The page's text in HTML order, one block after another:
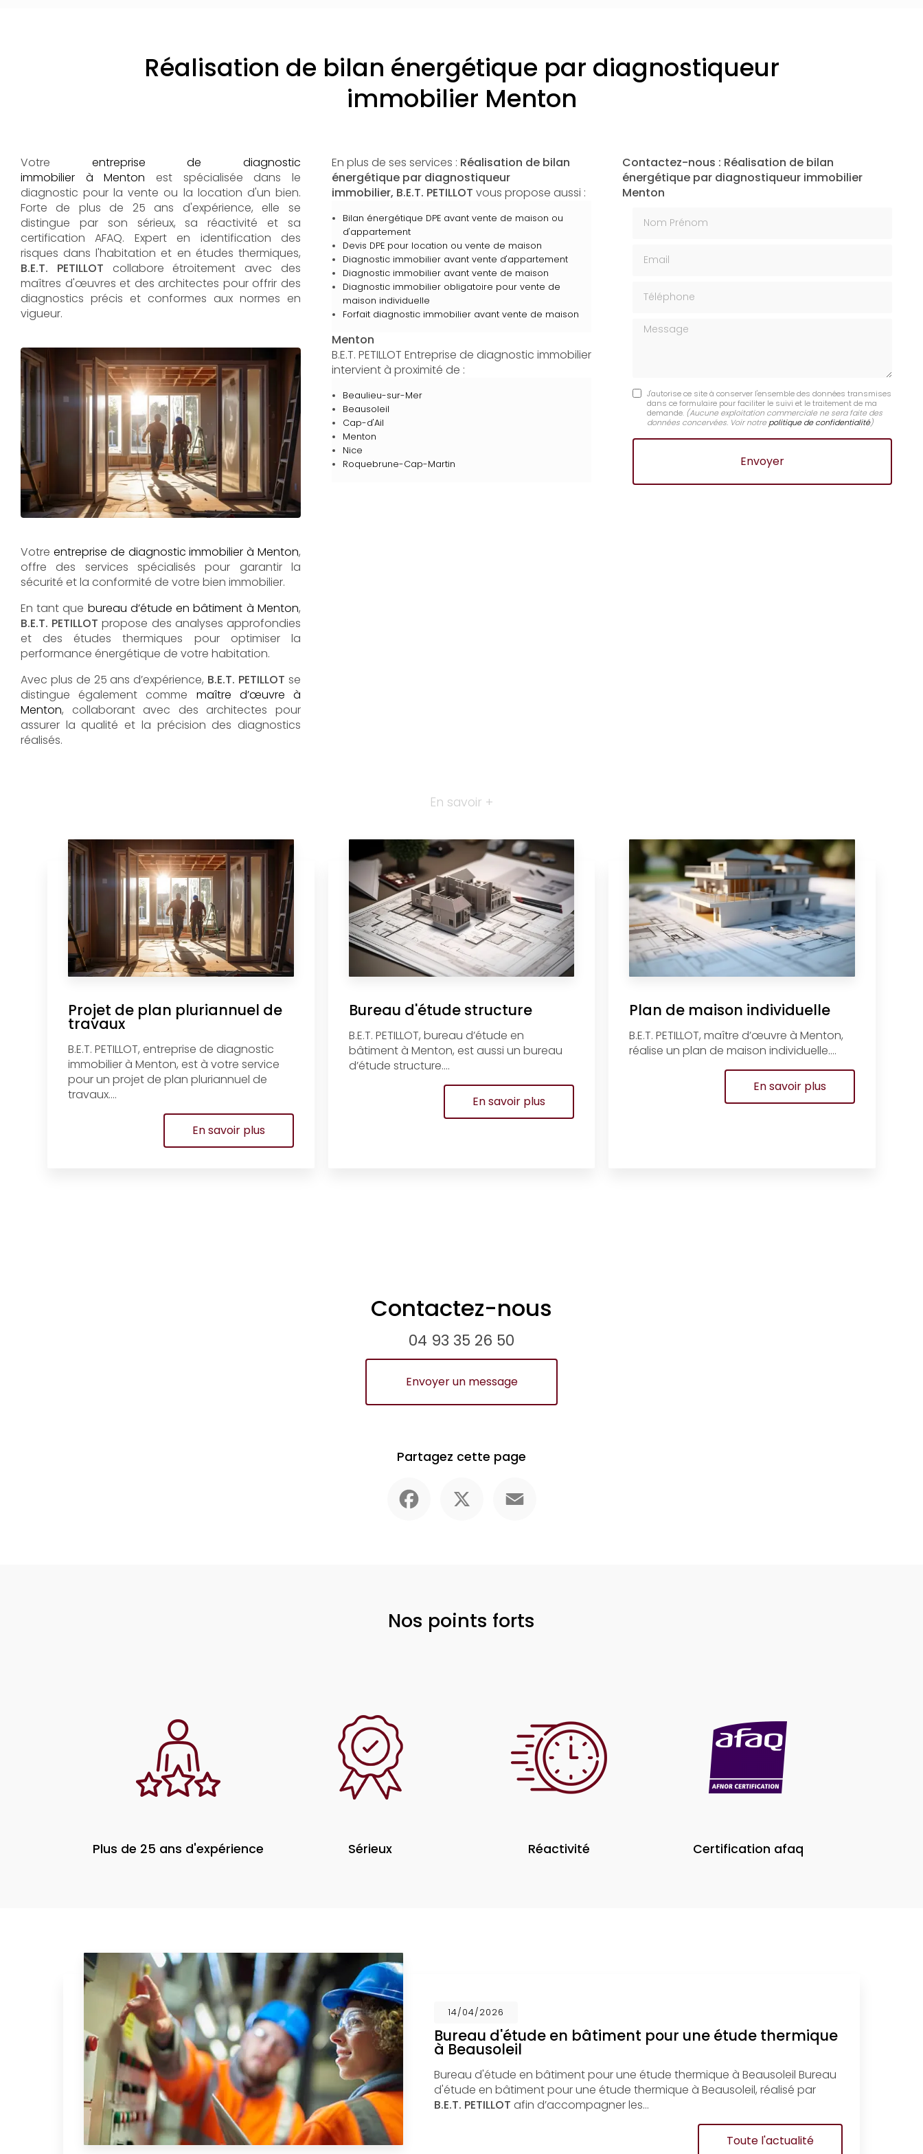
Réalisation de bilan énergétique par diagnostiqueur
immobilier Menton
Votre entreprise de diagnostic
immobilier à Menton est spécialisée dans le
diagnostic pour la vente ou la location d'un bien.
Forte de plus de 25 ans d'expérience, elle se
distingue par son sérieux, sa réactivité et sa
certification AFAQ. Expert en identification des
risques dans l'habitation et en études thermiques,
B.E.T. PETILLOT collabore étroitement avec des
maîtres d'œuvres et des architectes pour offrir des
diagnostics précis et conformes aux normes en
vigueur.
Votre entreprise de diagnostic immobilier à Menton,
offre des services spécialisés pour garantir la
sécurité et la conformité de votre bien immobilier.
En tant que bureau d’étude en bâtiment à Menton,
B.E.T. PETILLOT propose des analyses approfondies
et des études thermiques pour optimiser la
performance énergétique de votre habitation.
Avec plus de 25 ans d’expérience, B.E.T. PETILLOT se
distingue également comme maître d’œuvre à
Menton, collaborant avec des architectes pour
assurer la qualité et la précision des diagnostics
réalisés.
En plus de ses services : Réalisation de bilan
énergétique par diagnostiqueur
immobilier, B.E.T. PETILLOT vous propose aussi :
Bilan énergétique DPE avant vente de maison ou
d'appartement
Devis DPE pour location ou vente de maison
Diagnostic immobilier avant vente d'appartement
Diagnostic immobilier avant vente de maison
Diagnostic immobilier obligatoire pour vente de
maison individuelle
Forfait diagnostic immobilier avant vente de maison
Menton
B.E.T. PETILLOT Entreprise de diagnostic immobilier
intervient à proximité de :
Beaulieu-sur-Mer
Beausoleil
Cap-d'Ail
Menton
Nice
Roquebrune-Cap-Martin
Contactez-nous : Réalisation de bilan
énergétique par diagnostiqueur immobilier
Menton
Message
J'autorise ce site à conserver l'ensemble des données transmises
dans ce formulaire pour faciliter le suivi et le traitement de ma
demande. (Aucune exploitation commerciale ne sera faite des
données concervées. Voir notre politique de confidentialité)
En savoir +
Projet de plan pluriannuel de
travaux
B.E.T. PETILLOT, entreprise de diagnostic
immobilier à Menton, est à votre service
pour un projet de plan pluriannuel de
travaux....
En savoir plus
Bureau d'étude structure
B.E.T. PETILLOT, bureau d’étude en
bâtiment à Menton, est aussi un bureau
d’étude structure....
En savoir plus
Plan de maison individuelle
B.E.T. PETILLOT, maître d’œuvre à Menton,
réalise un plan de maison individuelle....
En savoir plus
Contactez-nous
04 93 35 26 50
Envoyer un message
Partagez cette page
Nos points forts
Plus de 25 ans d'expérience Sérieux Réactivité Certification afaq
14/04/2026
Bureau d'étude en bâtiment pour une étude thermique
à Beausoleil
Bureau d'étude en bâtiment pour une étude thermique à Beausoleil Bureau
d'étude en bâtiment pour une étude thermique à Beausoleil, réalisé par
B.E.T. PETILLOT afin d’accompagner les…
Toute l'actualité